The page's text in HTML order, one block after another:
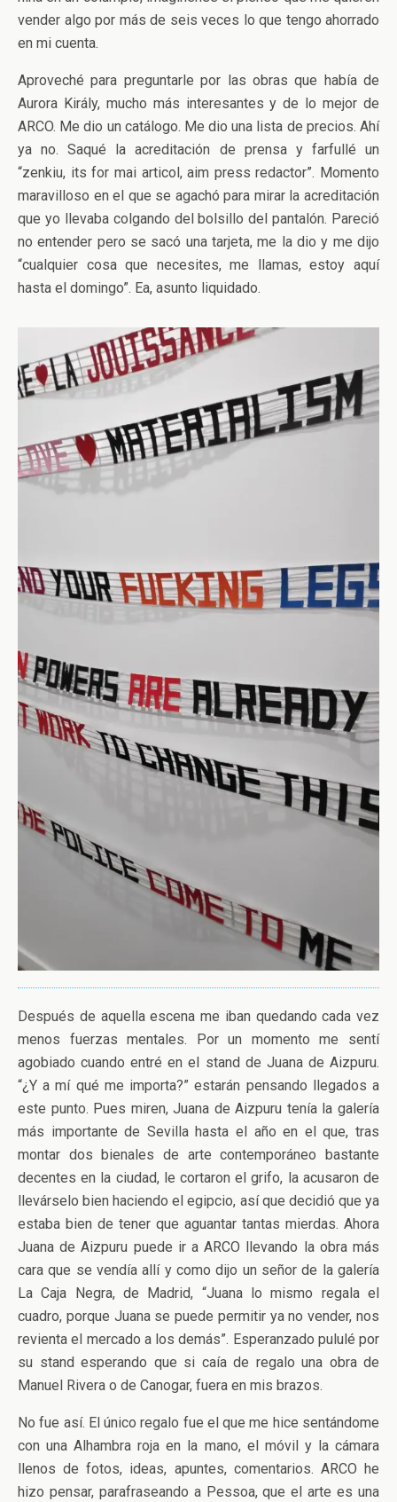
vender algo por más de seis veces lo que tengo ahorrado
en mi cuenta.
Aproveché para preguntarle por las obras que había de
Aurora Király, mucho más interesantes y de lo mejor de
ARCO. Me dio un catálogo. Me dio una lista de precios. Ahí
ya no. Saqué la acreditación de prensa y farfullé un
“zenkiu, its for mai articol, aim press redactor”. Momento
maravilloso en el que se agachó para mirar la acreditación
que yo llevaba colgando del bolsillo del pantalón. Pareció
no entender pero se sacó una tarjeta, me la dio y me dijo
“cualquier cosa que necesites, me llamas, estoy aquí
hasta el domingo”. Ea, asunto liquidado.
Después de aquella escena me iban quedando cada vez
menos fuerzas mentales. Por un momento me sentí
agobiado cuando entré en el stand de Juana de Aizpuru.
“¿Y a mí qué me importa?” estarán pensando llegados a
este punto. Pues miren, Juana de Aizpuru tenía la galería
más importante de Sevilla hasta el año en el que, tras
montar dos bienales de arte contemporáneo bastante
decentes en la ciudad, le cortaron el grifo, la acusaron de
llevárselo bien haciendo el egipcio, así que decidió que ya
estaba bien de tener que aguantar tantas mierdas. Ahora
Juana de Aizpuru puede ir a ARCO llevando la obra más
cara que se vendía allí y como dijo un señor de la galería
La Caja Negra, de Madrid, “Juana lo mismo regala el
cuadro, porque Juana se puede permitir ya no vender, nos
revienta el mercado a los demás”. Esperanzado pululé por
su stand esperando que si caía de regalo una obra de
Manuel Rivera o de Canogar, fuera en mis brazos.
No fue así. El único regalo fue el que me hice sentándome
con una Alhambra roja en la mano, el móvil y la cámara
llenos de fotos, ideas, apuntes, comentarios. ARCO he
hizo pensar, parafraseando a Pessoa, que el arte es una